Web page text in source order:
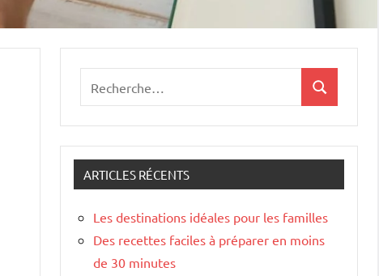
pour
:
Recherche
ARTICLES RÉCENTS
Les destinations idéales pour les familles
Des recettes faciles à préparer en moins
de 30 minutes